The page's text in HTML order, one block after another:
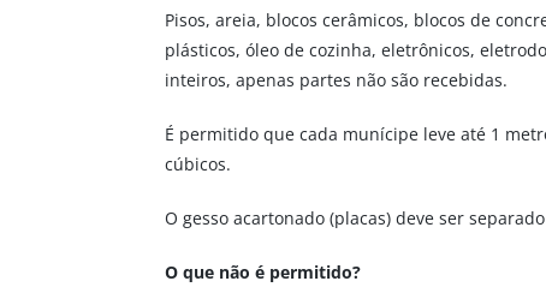
Pisos, areia, blocos cerâmicos, blocos de
plásticos, óleo de cozinha, eletrônicos,
inteiros, apenas partes não são recebidas.
É permitido que cada munícipe leve até 1
cúbicos.
O gesso acartonado (placas) deve ser
O que não é permitido?